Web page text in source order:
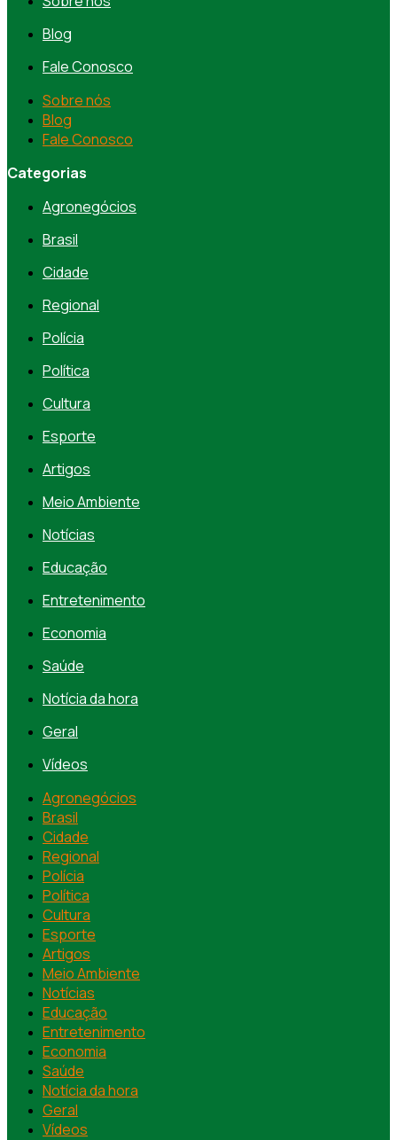
Blog
Fale Conosco
Sobre nós
Blog
Fale Conosco
Categorias
Agronegócios
Brasil
Cidade
Regional
Polícia
Política
Cultura
Esporte
Artigos
Meio Ambiente
Notícias
Educação
Entretenimento
Economia
Saúde
Notícia da hora
Geral
Vídeos
Agronegócios
Brasil
Cidade
Regional
Polícia
Política
Cultura
Esporte
Artigos
Meio Ambiente
Notícias
Educação
Entretenimento
Economia
Saúde
Notícia da hora
Geral
Vídeos